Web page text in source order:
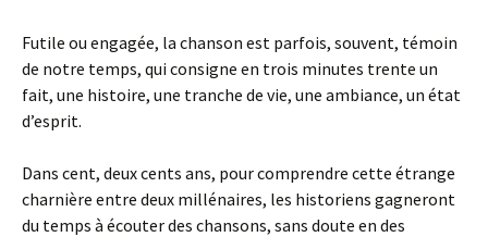
Futile ou engagée, la chanson est parfois, souvent, témoin
de notre temps, qui consigne en trois minutes trente un
fait, une histoire, une tranche de vie, une ambiance, un état
d’esprit.
Dans cent, deux cents ans, pour comprendre cette étrange
charnière entre deux millénaires, les historiens gagneront
du temps à écouter des chansons, sans doute en des